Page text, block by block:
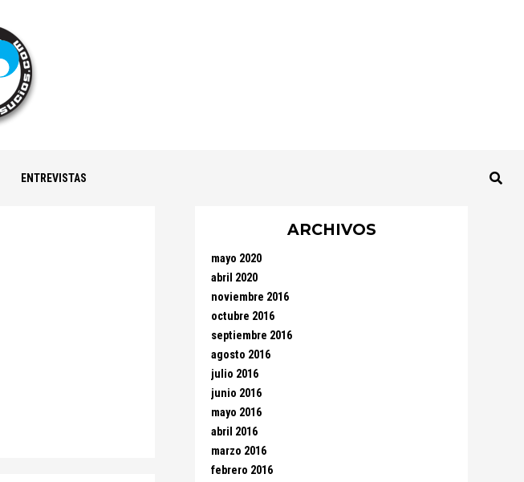
ENTREVISTAS
ARCHIVOS
mayo 2020
abril 2020
noviembre 2016
octubre 2016
septiembre 2016
agosto 2016
julio 2016
junio 2016
mayo 2016
abril 2016
marzo 2016
febrero 2016